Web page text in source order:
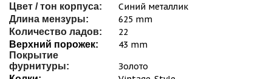
Цвет / тон корпуса: Синий металлик
Длина мензуры: 625 mm
Количество ладов: 22
Верхний порожек: 43 mm
Покрытие
фурнитуры:
Золото